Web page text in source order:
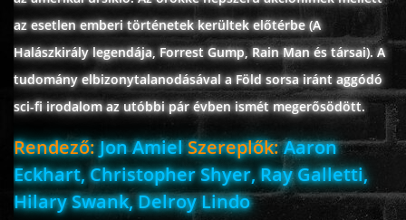
www.onlinefilmvilag2.eu,Copyright © 2017-2026 Az oldal nem tárol
semmilyen jogsértő tartalmat. Minden adat külső forrásból származik |
az esetlen emberi történetek kerültek előtérbe (A
Halászkirály legendája, Forrest Gump, Rain Man és társai). A
tudomány elbizonytalanodásával a Föld sorsa iránt aggódó
sci-fi irodalom az utóbbi pár évben ismét megerősödött.
Rendező:Jon AmielSzereplők:Aaron
Eckhart, Christopher Shyer, Ray Galletti,
Hilary Swank, Delroy Lindo